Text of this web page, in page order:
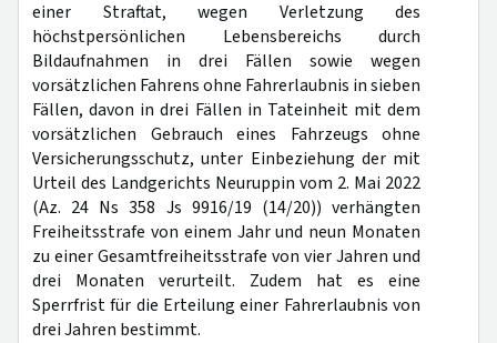
einer Straftat, wegen Verletzung des
höchstpersönlichen Lebensbereichs durch
Bildaufnahmen in drei Fällen sowie wegen
vorsätzlichen Fahrens ohne Fahrerlaubnis in sieben
Fällen, davon in drei Fällen in Tateinheit mit dem
vorsätzlichen Gebrauch eines Fahrzeugs ohne
Versicherungsschutz, unter Einbeziehung der mit
Urteil des Landgerichts Neuruppin vom 2. Mai 2022
(Az. 24 Ns 358 Js 9916/19 (14/20)) verhängten
Freiheitsstrafe von einem Jahr und neun Monaten
zu einer Gesamtfreiheitsstrafe von vier Jahren und
drei Monaten verurteilt. Zudem hat es eine
Sperrfrist für die Erteilung einer Fahrerlaubnis von
drei Jahren bestimmt.